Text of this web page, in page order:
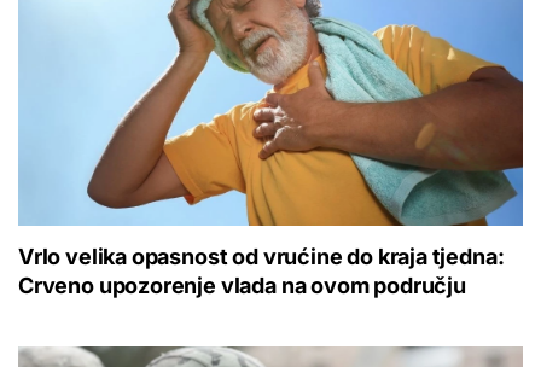
Vrlo velika opasnost od vrućine do kraja tjedna:
Crveno upozorenje vlada na ovom području